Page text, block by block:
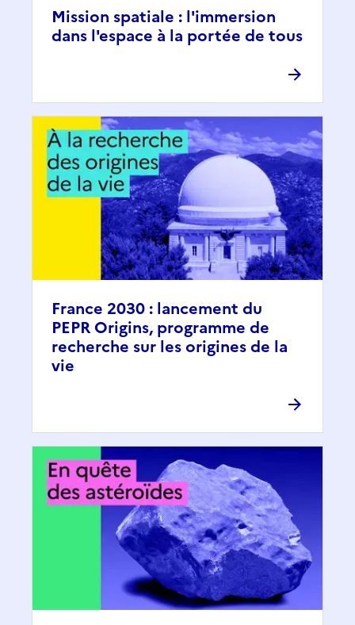
Mission spatiale : l'immersion
dans l'espace à la portée de tous
France 2030 : lancement du
PEPR Origins, programme de
recherche sur les origines de la
vie